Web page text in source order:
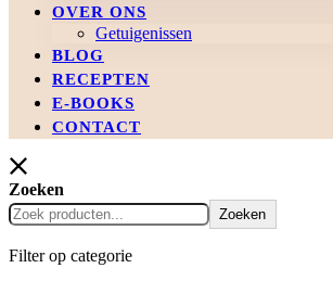
OVER ONS
Getuigenissen
BLOG
RECEPTEN
E-BOOKS
CONTACT
Zoeken
Zoeken
Filter op categorie